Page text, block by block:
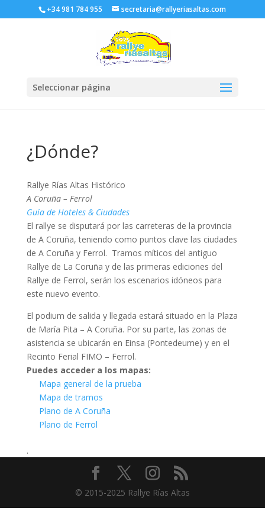
+34 981 784 955 secretaria@rallyeriasaltas.com
Seleccionar página
¿Dónde?
Rallye Rías Altas Histórico
A Coruña – Ferrol
Guía de Hoteles & Ciudades
El rallye se disputará por las carreteras de la provincia
de A Coruña, teniendo como puntos clave las ciudades
de A Coruña y Ferrol. Tramos míticos del antiguo
Rallye de La Coruña y de las primeras ediciones del
Rallye de Ferrol, serán los escenarios idóneos para
este nuevo evento.
El podium de salida y llegada estará situado en la Plaza
de María Pita – A Coruña. Por su parte, las zonas de
asistencia se ubicarán en Einsa (Pontedeume) y en el
Recinto Ferial FIMO – Ferrol.
Puedes acceder a los mapas:
Mapa general de la prueba
Mapa de tramos
Plano de A Coruña
Plano de Ferrol
.
© 2015-2025 Rallye Rías Altas